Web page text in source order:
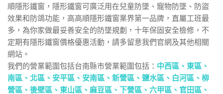
順隱形鐵窗，隱形鐵窗可廣泛用在兒童防墜、寵物防墜、防盜
效果和防鴿功能，高高順隱形鐵窗業界第一品牌，直屬工班最
多，為你家做最妥善安全的防墜規劃，十年保固安全檢修，不
定期有隱形鐵窗價格優惠活動，請多留意我們官網及其他相關
網站。
我們的營業範圍包括台南縣市營業範圍包括： 中西區 、 東區、
南區、 北區、 安平區、 安南區、 新營區、 鹽水區、 白河區、 柳
營區、 後壁區、 東山區、 麻豆區、 下營區、 六甲區、 官田區、